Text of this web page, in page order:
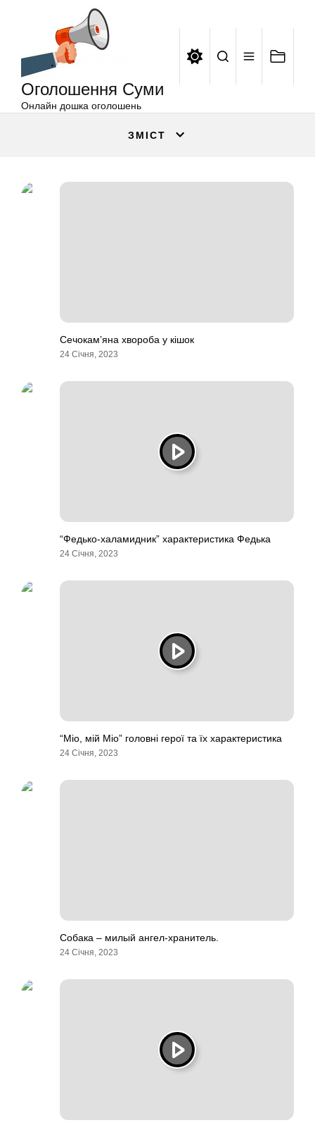
Оголошення Суми
Онлайн дошка оголошень
ЗМІСТ
Сечокам’яна хвороба у кішок
24 Січня, 2023
“Федько-халамидник” характеристика Федька
24 Січня, 2023
“Міо, мій Міо” головні герої та їх характеристика
24 Січня, 2023
Собака – милый ангел-хранитель.
24 Січня, 2023